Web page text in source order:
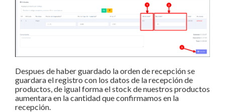
Despues de haber guardado la orden de recepción se
guardara el registro con los datos de la recepción de
productos, de igual forma el stock de nuestros productos
aumentara en la cantidad que confirmamos en la
recepción.